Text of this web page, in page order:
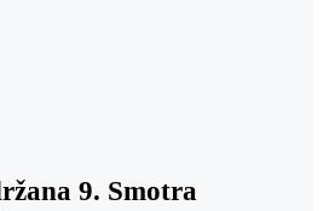
9. Smotra